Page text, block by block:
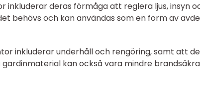
inkluderar deras förmåga att reglera ljus, insyn
behövs och kan användas som en form av
inkluderar underhåll och rengöring, samt att
kan också vara mindre